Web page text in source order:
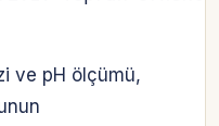
ve pH ölçümü,